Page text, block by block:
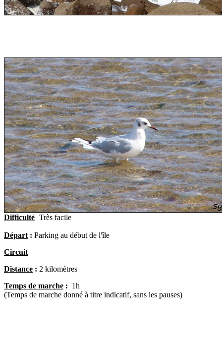
Difficulté : Très facile
Départ : Parking au début de l'île
Circuit
Distance : 2 kilomètres
Temps de marche : 1h
(Temps de marche donné à titre indicatif, sans les pauses)